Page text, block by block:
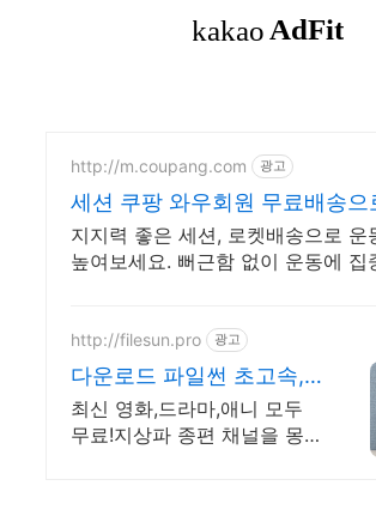
http://m.coupang.com 광고
세션 쿠팡 와우회원 무료배송으
지지력 좋은 세션, 로켓배송으로 운
높여보세요. 뻐근함 없이 운동에 집
http://filesun.pro 광고
다운로드 파일썬 초고속,
4K 실시간 보기!
최신 영화,드라마,애니 모두
무료!지상파 종편 채널을 몽